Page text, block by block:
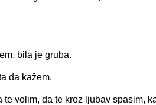
bila je gruba.
da kažem.
te volim, da te kroz ljubav spasim,